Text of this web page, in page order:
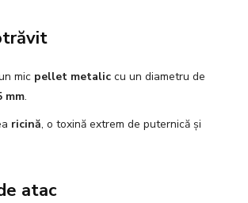
mic pellet metalic cu un diametru de
mm.
ricină, o toxină extrem de puternică și
atac